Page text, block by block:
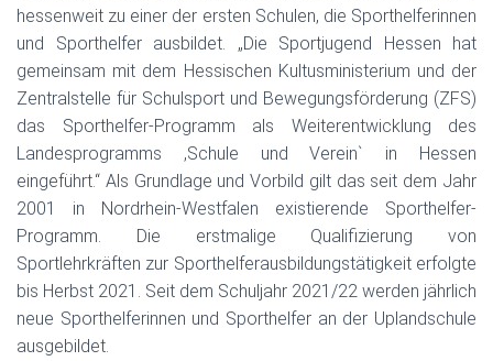
hessenweit zu einer der ersten Schulen, die Sporthelferinnen
und Sporthelfer ausbildet. „Die Sportjugend Hessen hat
gemeinsam mit dem Hessischen Kultusministerium und der
Zentralstelle für Schulsport und Bewegungsförderung (ZFS)
das Sporthelfer-Programm als Weiterentwicklung des
Landesprogramms ,Schule und Verein` in Hessen
eingeführt.“ Als Grundlage und Vorbild gilt das seit dem Jahr
2001 in Nordrhein-Westfalen existierende Sporthelfer-
Programm. Die erstmalige Qualifizierung von
Sportlehrkräften zur Sporthelferausbildungstätigkeit erfolgte
bis Herbst 2021. Seit dem Schuljahr 2021/22 werden jährlich
neue Sporthelferinnen und Sporthelfer an der Uplandschule
ausgebildet.